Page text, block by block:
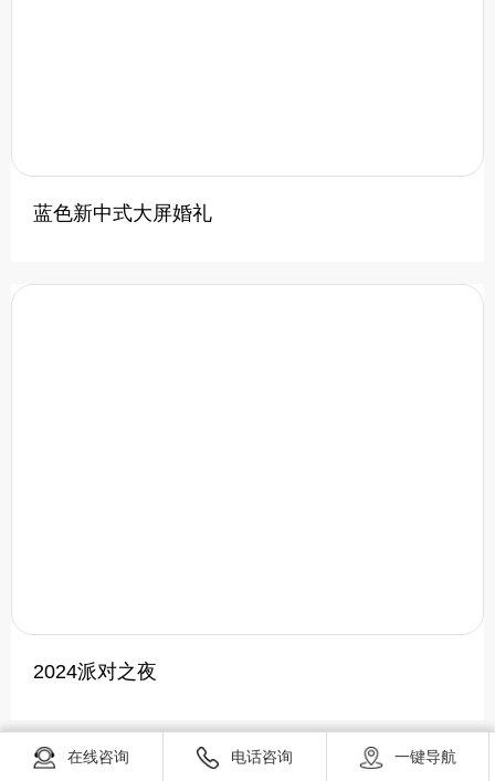
蓝色新中式大屏婚礼
2024派对之夜
在线咨询 电话咨询 一键导航